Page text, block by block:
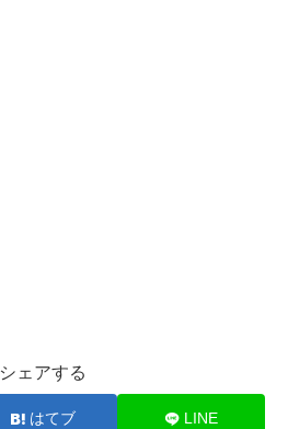
シェアする
はてブ LINE